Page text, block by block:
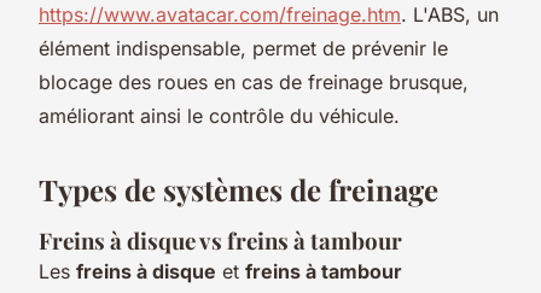
https://www.avatacar.com/freinage.htm. L'ABS, un
élément indispensable, permet de prévenir le
blocage des roues en cas de freinage brusque,
améliorant ainsi le contrôle du véhicule.
Types de systèmes de freinage
Freins à disque vs freins à tambour
Les freins à disque et freins à tambour